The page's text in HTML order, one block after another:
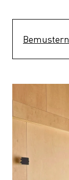
Bemustern